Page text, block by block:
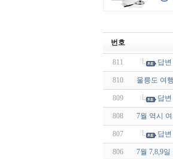
번호
811 답
810 울릉도 여
809 답
808 7월 역시
807 답
806 7월 7,8,9